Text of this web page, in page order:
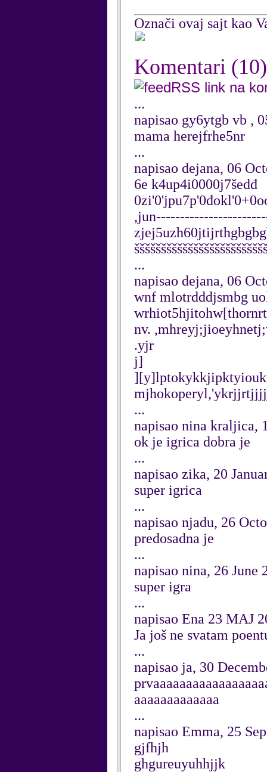
Označi ovaj sajt kao
Komentari (10)
RSS link na
...
napisao gy6ytgb vb ,
mama herejfrhe5nr
...
napisao dejana, 06
6e k4up4i0000j7šedđ
...
napisao dejana, 06
wnf mlotrdddjsmbg
nv.
.yjr
j]
...
napisao nina kraljica,
ok je igrica dobra je
...
napisao zika, 20
super igrica
...
napisao njadu, 26
predosadna je
...
napisao nina, 26 June
super igra
...
napisao Ena 23 MAJ
Ja još ne svatam
...
napisao ja, 30
aaaaaaaaaaaaa
...
napisao Emma, 25
gjfhjh
ghgureuyuhhjjk